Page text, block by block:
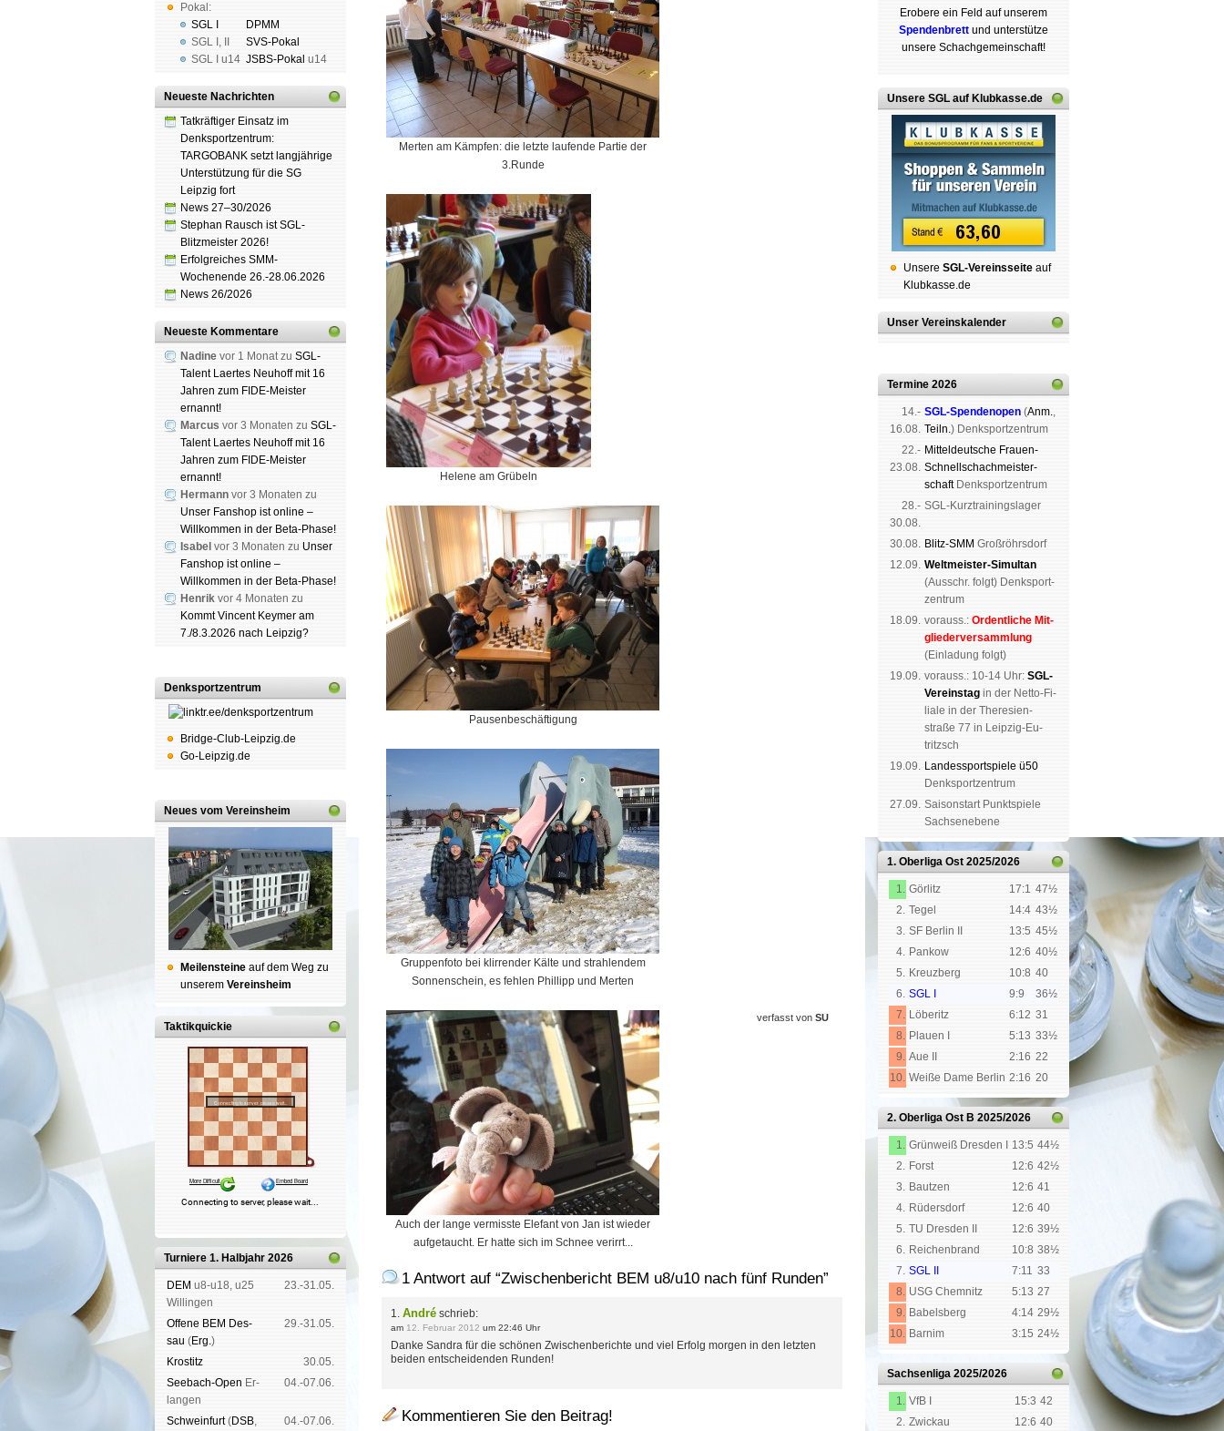
Pokal:
SGL I
SGL I ,
SGL I
u14
DPMM
SVS-Pokal
JSBS-Pokal u14
Neueste Nachrichten
Tatkräftiger Einsatz im
Denksportzentrum:
TARGOBANK setzt langjährige
Unterstützung für die SG
Leipzig fort
News 27–30/2026
Stephan Rausch ist SGL-
Blitzmeister 2026!
Erfolgreiches SMM-
Wochenende 26.-28.06.2026
News 26/2026
Neueste Kommentare
Nadine vor 1 Monat zu SGL-
Talent Laertes Neuhoff mit 16
Jahren zum FIDE-Meister
ernannt!
Marcus vor 3 Monaten zu SGL-
Talent Laertes Neuhoff mit 16
Jahren zum FIDE-Meister
ernannt!
Hermann vor 3 Monaten zu
Unser Fanshop ist online –
Willkommen in der Beta-Phase!
Isabel vor 3 Monaten zu Unser
Fanshop ist online –
Willkommen in der Beta-Phase!
Henrik vor 4 Monaten zu
Kommt Vincent Keymer am
7./8.3.2026 nach Leipzig?
Denksportzentrum
Bridge-Club-Leipzig.de
Go-Leipzig.de
Neues vom Vereinsheim
Mei­len­stei­ne auf dem Weg zu
un­se­rem Ver­eins­heim
Taktikquickie
Turniere 1. Halbjahr 2026
DEM u8-u18, u25
Wil­lin­gen
23.-31.05.
Offene BEM Des­
sau (Erg.)
29.-31.05.
Kros­titz
30.05.
See­bach-Open Er­
lan­gen
04.-07.06.
Schwein­furt(DSB,
04.-07.06.
Merten am Kämpfen: die letzte laufende Partie der
3.Runde
Helene am Grübeln
Pausenbeschäftigung
Gruppenfoto bei klirrender Kälte und strahlendem
Sonnenschein, es fehlen Phillipp und Merten
Auch der lange vermisste Elefant von Jan ist wieder
aufgetaucht. Er hatte sich im Schnee verirrt...
verfasst von SU
1 Antwort auf “Zwischenbericht BEM u8/u10 nach fünf Runden”
1. André schrieb:
am 12. Februar 2012 um 22:46 Uhr
Danke Sandra für die schönen Zwischenberichte und viel Erfolg morgen in den letzten
beiden entscheidenden Runden!
Kommentieren Sie den Beitrag!
Erobere ein Feld auf unserem
Spenden­brett und unterstütze
unsere Schach­ge­mein­schaft!
Unsere SGL auf Klubkasse.de
Unsere SGL-Ver­eins­sei­te auf
Klubkasse.de
Unser Vereinskalender
Termine 2026
14.-
16.08.
SGL-Spenden­open (Anm.,
Teiln.) Denk­sport­zen­trum
22.-
23.08.
Mit­tel­deu­tsche Frauen-
Schnell­schach­meis­ter­
schaftDenk­sport­zen­trum
28.-
30.08.
SGL-Kurz­trai­nings­lager
30.08. Blitz-SMM Groß­röhrs­dorf
12.09. Weltmeister-Simultan
(Aus­schr. folgt) Denk­sport­
zen­trum
18.09. vorauss.: Or­dent­li­che Mit­
glie­der­ver­samm­lung
(Ein­la­dung folgt)
19.09. vor­auss.: 10-14 Uhr: SGL-
Ver­eins­tag in der Netto-Fi­
li­a­le in der The­re­sien­
straße 77 in Leip­zig-Eu­
tritzsch
19.09. Landes­sport­spiele ü50
Denk­sport­zen­trum
27.09. Saison­start Punkt­spiele
Sachsen­ebene
1. Oberliga Ost 2025/2026
1. Görlitz 17:1 47½
2. Tegel 14:4 43½
3. SF Berlin II 13:5 45½
4. Pankow 12:6 40½
5. Kreuzberg 10:8 40
6. SGL I 9:9
36½
7. Löberitz 6:12 31
8. Plauen I 5:13 33½
9. Aue II 2:16 22
10. Weiße Dame Berlin 2:16 20
2. Oberliga Ost B 2025/2026
1. Grünweiß Dresden I 13:5 44½
2. Forst 12:6 42½
3. Bautzen 12:6 41
4. Rüdersdorf 12:6 40
5. TU Dresden II 12:6 39½
6. Reichenbrand 10:8 38½
7. SGL II 7:11 33
8. USG Chemnitz 5:13 27
9. Babelsberg 4:14 29½
10. Barnim 3:15 24½
Sachsenliga 2025/2026
1. VfB I 15:3 42
2. Zwickau 12:6 40